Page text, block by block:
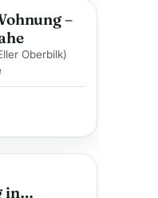
–
Oberbilk)
in